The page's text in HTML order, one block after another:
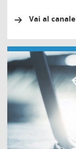
Vai al